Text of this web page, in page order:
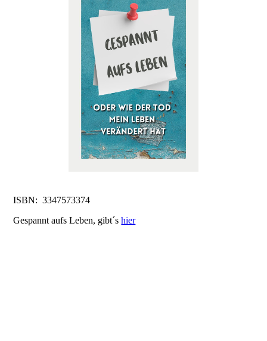
ISBN: 3347573374
Gespannt aufs Leben, gibt´shier